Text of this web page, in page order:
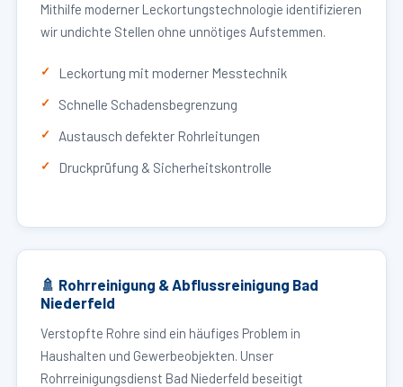
Mithilfe moderner Leckortungstechnologie identifizieren
wir undichte Stellen ohne unnötiges Aufstemmen.
Leckortung mit moderner Messtechnik
Schnelle Schadensbegrenzung
Austausch defekter Rohrleitungen
Druckprüfung & Sicherheitskontrolle
🚿 Rohrreinigung & Abflussreinigung Bad
Niederfeld
Verstopfte Rohre sind ein häufiges Problem in
Haushalten und Gewerbeobjekten. Unser
Rohrreinigungsdienst Bad Niederfeld beseitigt